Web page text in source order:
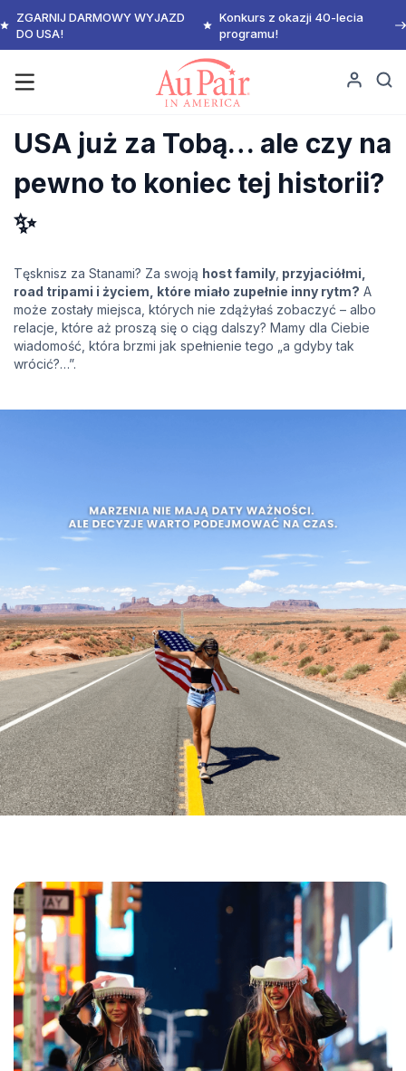
ZGARNIJ DARMOWY WYJAZD
DO USA!
Konkurs z okazji 40-lecia
programu!
USA już za Tobą… ale czy na
pewno to koniec tej historii?
✨
Tęsknisz za Stanami? Za swoją host family przyjaciółmi,
road tripami i życiem, które miało zupełnie inny rytm? A
może zostały miejsca, których nie zdążyłaś zobaczyć – albo
relacje, które aż proszą się o ciąg dalszy? Mamy dla Ciebie
wiadomość, która brzmi jak spełnienie tego „a gdyby tak
wrócić?…”.